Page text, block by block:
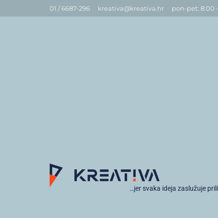
01 / 6687-296 kreativa@kreativa.hr pon-pet: 8:00
…jer svaka ideja zaslužuje